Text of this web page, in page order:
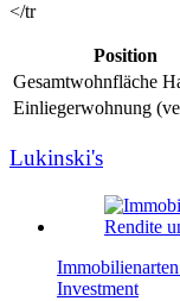
</tr
Position
Gesamtwohnfläche
Einliegerwohnung
Lukinski's
Investment